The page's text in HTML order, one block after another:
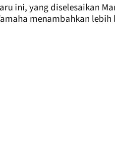
ini, yang diselesaikan
menambahkan